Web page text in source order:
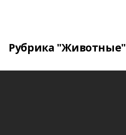
Рубрика "Животные"